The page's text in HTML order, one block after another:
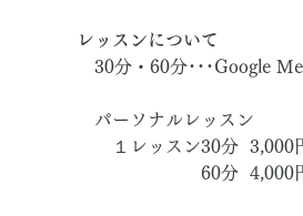
レッスンについて
30分・60分･･･Google
パーソナルレッスン
１レッスン30分  3,000
60分  4,000